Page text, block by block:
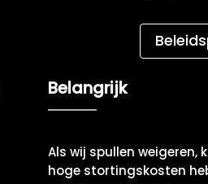
Belangrijk
Als wij spullen
hoge stortingskosten